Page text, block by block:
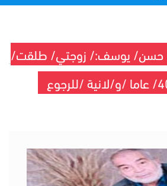
حسن/ يوسف:/ زوجتي/ طلقت/